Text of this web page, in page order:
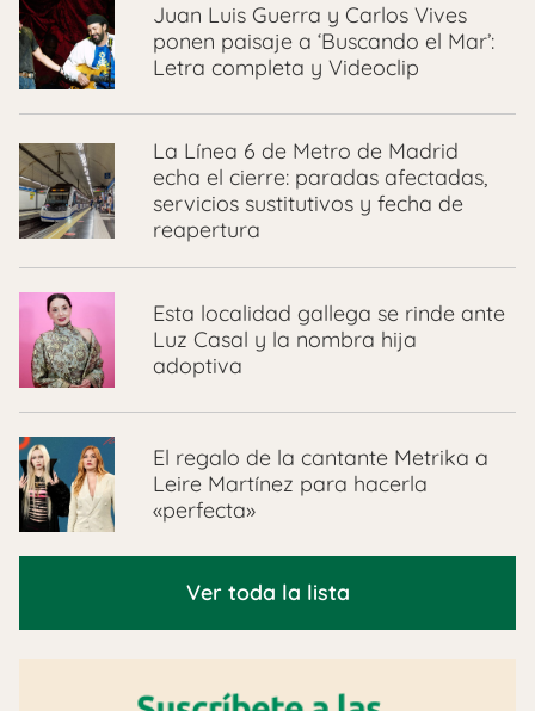
Juan Luis Guerra y Carlos Vives
ponen paisaje a ‘Buscando el Mar’:
Letra completa y Videoclip
La Línea 6 de Metro de Madrid
echa el cierre: paradas afectadas,
servicios sustitutivos y fecha de
reapertura
Esta localidad gallega se rinde ante
Luz Casal y la nombra hija
adoptiva
El regalo de la cantante Metrika a
Leire Martínez para hacerla
«perfecta»
Ver toda la lista